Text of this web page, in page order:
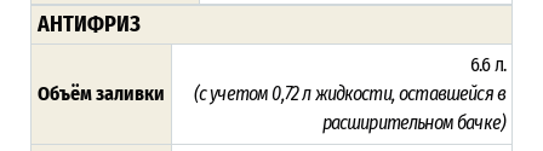
АНТИФРИЗ
Объём заливки
6.6 л.
(с учетом 0,72 л жидкости, оставшейся в
расширительном бачке)